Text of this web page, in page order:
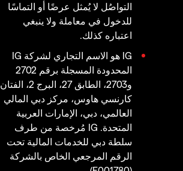
التواصُل لا يُمثل عرضًا أو التماسًا
للدخول في معاملة ولا ينبغي
اعتباره كذلك.
IG هو الاسم التجاري لشركة IG
المحدودة المسجلة برقم 2702
و2703، الطابق 27، البرج 2، الفتان
كارنسي هاوس، مركز دبي المالي
العالمي، دبي، الإمارات العربية
المتحدة. IG مُرخصة من طرف
سلطة دبي للخدمات المالية تحت
الرقم المرجعي الخاص بالشركة